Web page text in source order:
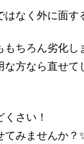
はなく外に面す
もちろん劣化し
な方なら直せ
さい！
てみませんか？